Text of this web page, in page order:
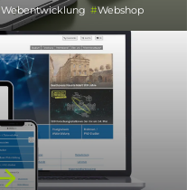
Webentwicklung Webshop